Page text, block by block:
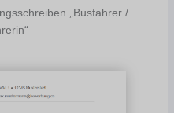
„Busfahrer /